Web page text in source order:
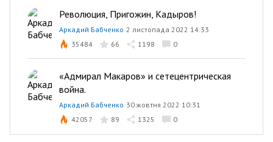
Революция, Пригожин, Кадыров!
Аркадий Бабченко 2 листопада 2022 14:33
35484
66 1198 0
«Адмирал Макаров» и сетецентрическая
война.
Аркадий Бабченко 30 жовтня 2022 10:31
42057
89 1325 0